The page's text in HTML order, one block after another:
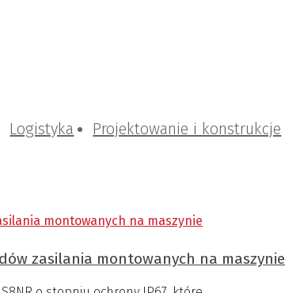
Logistyka Projektowanie i konstrukcje
zasilania montowanych na maszynie